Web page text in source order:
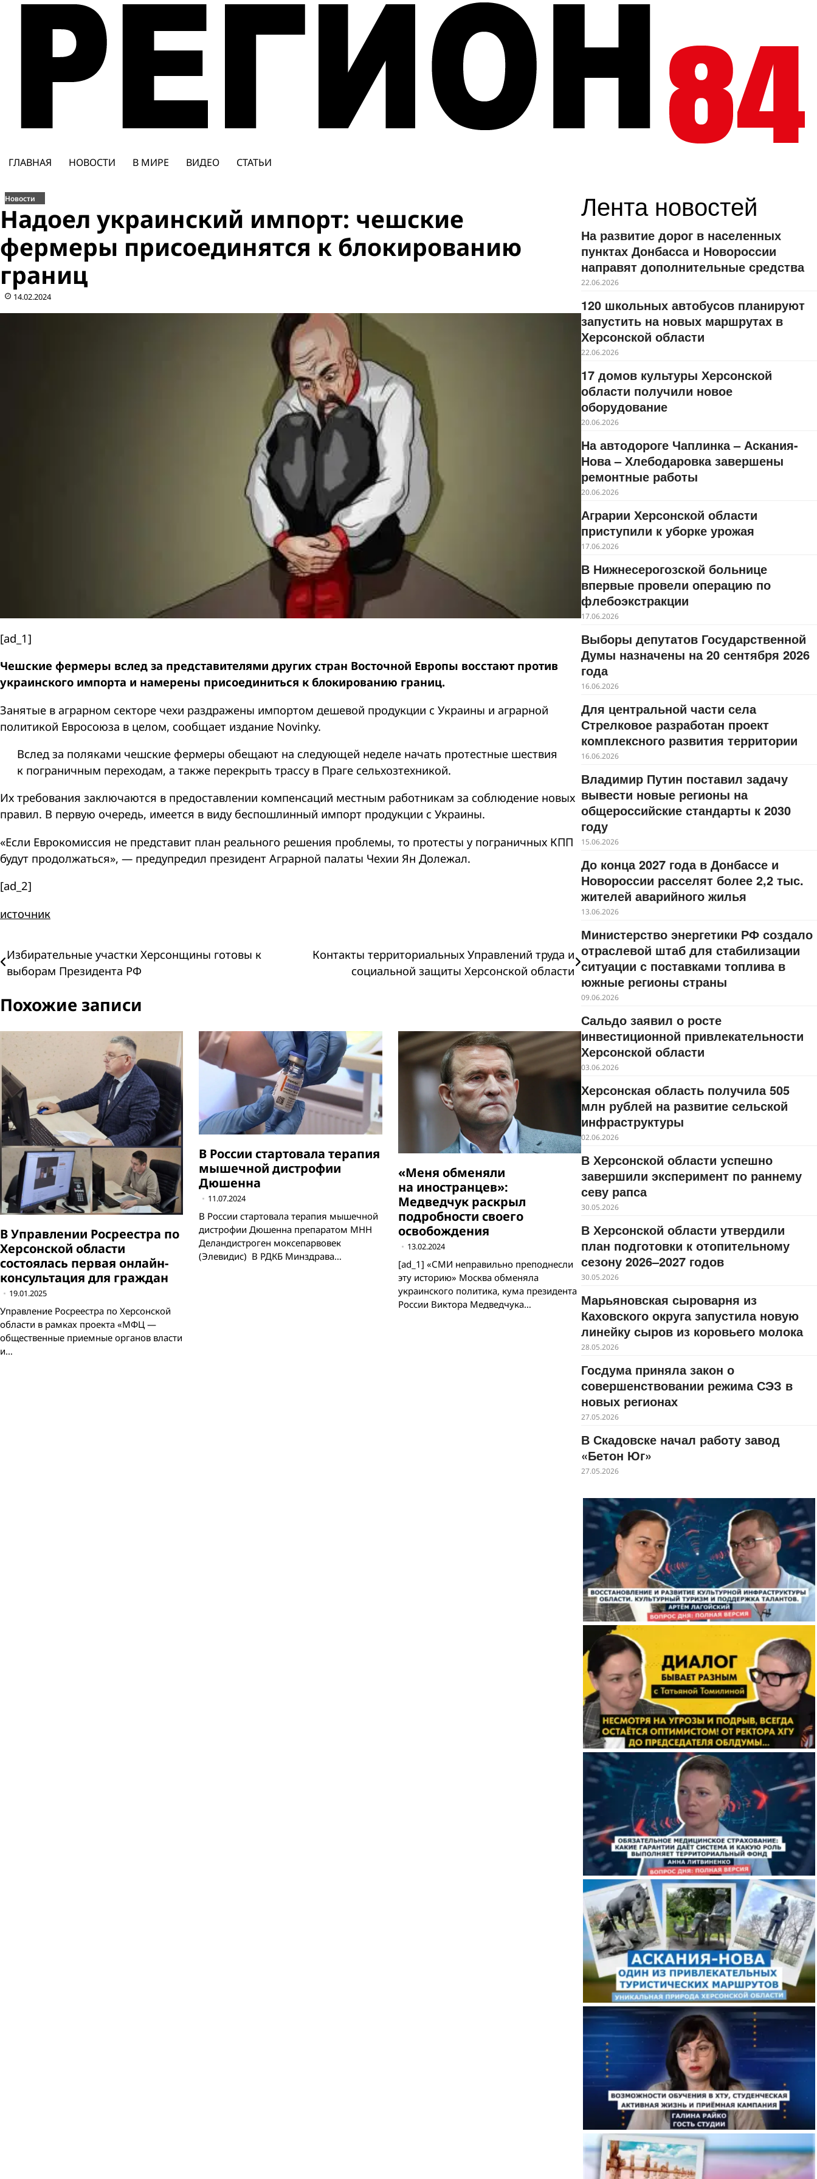
Перейти
содержимому
ГЛАВНАЯ НОВОСТИ В МИРЕ ВИДЕО СТАТЬИ
Новости
Надоел украинский импорт: чешские
фермеры присоединятся к блокированию
границ
14.02.2024
[ad_1]
Чешские фермеры вслед за представителями других стран Восточной Европы восстают против
украинского импорта и намерены присоединиться к блокированию границ.
Занятые в аграрном секторе чехи раздражены импортом дешевой продукции c Украины и аграрной
политикой Евросоюза в целом, сообщает издание Novinky.
Вслед за поляками чешские фермеры обещают на следующей неделе начать протестные шествия
к пограничным переходам, а также перекрыть трассу в Праге сельхозтехникой.
Их требования заключаются в предоставлении компенсаций местным работникам за соблюдение новых
правил. В первую очередь, имеется в виду беспошлинный импорт продукции с Украины.
«Если Еврокомиссия не представит план реального решения проблемы, то протесты у пограничных КПП
будут продолжаться», — предупредил президент Аграрной палаты Чехии Ян Долежал.
[ad_2]
источник
Навигация
по
записям
Избирательные участки Херсонщины готовы к
выборам Президента РФ
Контакты территориальных Управлений труда и
социальной защиты Херсонской области
Похожие записи
В Управлении Росреестра по
Херсонской области
состоялась первая онлайн-
консультация для граждан
19.01.2025
Управление Росреестра по Херсонской
области в рамках проекта «МФЦ —
общественные приемные органов власти
и…
В России стартовала терапия
мышечной дистрофии
Дюшенна
11.07.2024
В России стартовала терапия мышечной
дистрофии Дюшенна препаратом МНН
Деландистроген моксепарвовек
(Элевидис) В РДКБ Минздрава…
«Меня обменяли
на иностранцев»:
Медведчук раскрыл
подробности своего
освобождения
13.02.2024
[ad_1] «СМИ неправильно преподнесли
эту историю» Москва обменяла
украинского политика, кума президента
России Виктора Медведчука…
Лента новостей
На развитие дорог в населенных
пунктах Донбасса и Новороссии
направят дополнительные средства
22.06.2026
120 школьных автобусов планируют
запустить на новых маршрутах в
Херсонской области
22.06.2026
17 домов культуры Херсонской
области получили новое
оборудование
20.06.2026
На автодороге Чаплинка – Аскания-
Нова – Хлебодаровка завершены
ремонтные работы
20.06.2026
Аграрии Херсонской области
приступили к уборке урожая
17.06.2026
В Нижнесерогозской больнице
впервые провели операцию по
флебоэкстракции
17.06.2026
Выборы депутатов Государственной
Думы назначены на 20 сентября 2026
года
16.06.2026
Для центральной части села
Стрелковое разработан проект
комплексного развития территории
16.06.2026
Владимир Путин поставил задачу
вывести новые регионы на
общероссийские стандарты к 2030
году
15.06.2026
До конца 2027 года в Донбассе и
Новороссии расселят более 2,2 тыс.
жителей аварийного жилья
13.06.2026
Министерство энергетики РФ создало
отраслевой штаб для стабилизации
ситуации с поставками топлива в
южные регионы страны
09.06.2026
Сальдо заявил о росте
инвестиционной привлекательности
Херсонской области
03.06.2026
Херсонская область получила 505
млн рублей на развитие сельской
инфраструктуры
02.06.2026
В Херсонской области успешно
завершили эксперимент по раннему
севу рапса
30.05.2026
В Херсонской области утвердили
план подготовки к отопительному
сезону 2026–2027 годов
30.05.2026
Марьяновская сыроварня из
Каховского округа запустила новую
линейку сыров из коровьего молока
28.05.2026
Госдума приняла закон о
совершенствовании режима СЭЗ в
новых регионах
27.05.2026
В Скадовске начал работу завод
«Бетон Юг»
27.05.2026